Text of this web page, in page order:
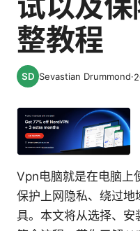
整教程
Sevastian Drummond·
Vpn电脑就是在电脑上
保护上网隐私、绕过
具。本文将从选择、